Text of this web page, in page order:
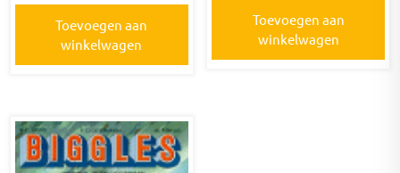
Toevoegen aan
winkelwagen
Toevoegen aan
winkelwagen